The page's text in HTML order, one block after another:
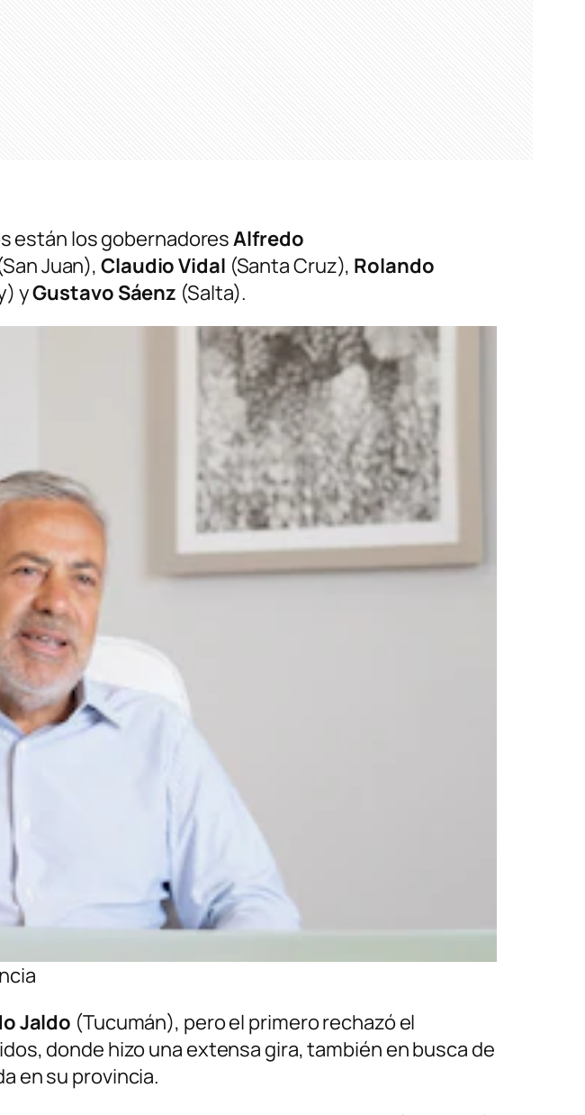
están los gobernadoresAlfredo
Juan), Claudio Vidal (Santa Cruz), Rolando
yGustavo Sáenz (Salta).
Jaldo (Tucumán), pero el primero rechazó el
donde hizo una extensa gira, también en busca de
en su provincia.